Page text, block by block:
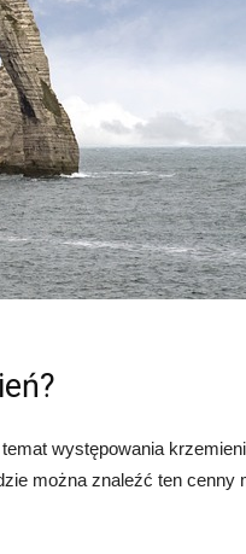
występowania
można znaleźć ten cenny